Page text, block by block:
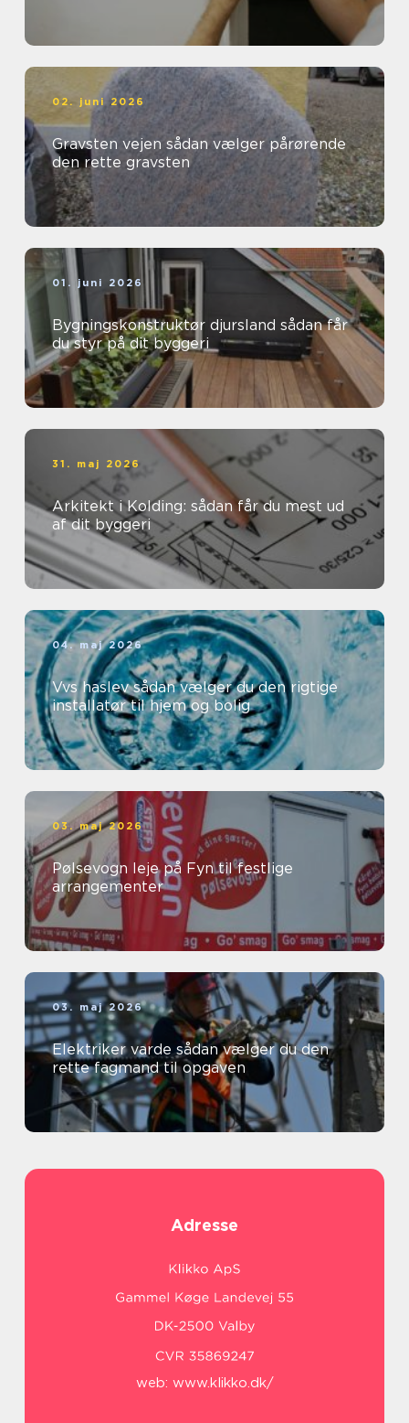
02. juni 2026
Gravsten vejen sådan vælger pårørende
den rette gravsten
01. juni 2026
Bygningskonstruktør djursland sådan får
du styr på dit byggeri
31. maj 2026
Arkitekt i Kolding: sådan får du mest ud
af dit byggeri
04. maj 2026
Vvs haslev sådan vælger du den rigtige
installatør til hjem og bolig
03. maj 2026
Pølsevogn leje på Fyn til festlige
arrangementer
03. maj 2026
Elektriker varde sådan vælger du den
rette fagmand til opgaven
Adresse
web: www.klikko.dk/